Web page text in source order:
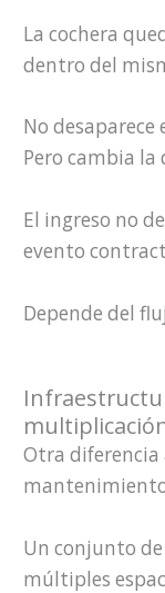
La cochera
dentro del
No desaparece
Pero cambia la
El ingreso no
evento
Depende del
Otra diferencia
Un conjunto
múltiples